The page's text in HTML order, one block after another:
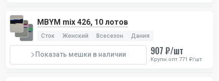
MBYM mix 426, 10 лотов
Сток Женский Всесезон Дания
Показать мешки в наличии 907 ₽/шт
Крупн.опт 771 ₽/шт